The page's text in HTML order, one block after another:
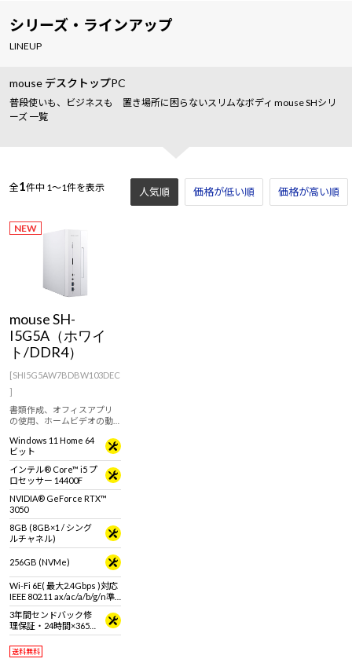
シリーズ・ラインアップ
LINEUP
mouse デスクトップPC
普段使いも、ビジネスも 置き場所に困らないスリムなボディ mouse SHシリ
ーズ 一覧
全1 件中 1～1件を表示 人気順 価格が低い順 価格が高い順
NEW
mouse SH-
I5G5A（ホワイ
ト/DDR4）
[SHI5G5AW7BDBW103DEC
]
書類作成、オフィスアプリ
の使用、ホームビデオの動
おすすめなスリム型デスク
トップパソコン！【ホワイ
トキーボード・マウス標準
付属】
Windows 11 Home 64
ビット
インテル® Core™ i5 プ
ロセッサー 14400F
NVIDIA® GeForce RTX™
3050
8GB (8GB×1 / シング
ルチャネル)
256GB (NVMe)
Wi-Fi 6E( 最大2.4Gbps )対応
IEEE 802.11 ax/ac/a/b/g/n準
拠 ＋ Bluetooth 5内蔵
3年間センドバック修
理保証・24時間×365
日電話サポート
送料無料